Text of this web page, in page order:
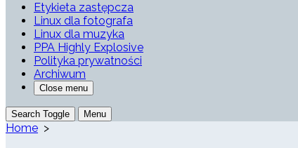
Etykieta zastępcza
Linux dla fotografa
Linux dla muzyka
PPA Highly Explosive
Polityka prywatności
Archiwum
Close menu
Search Toggle Menu
Home >